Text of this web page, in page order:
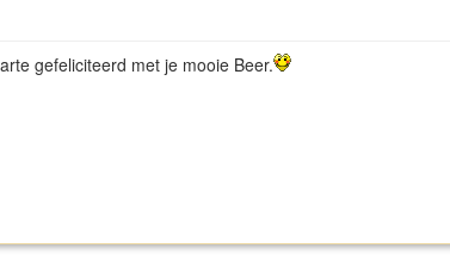
gefeliciteerd met je mooie Beer.